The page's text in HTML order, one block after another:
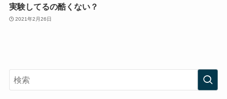
実験してるの酷くない？
2021年2月26日